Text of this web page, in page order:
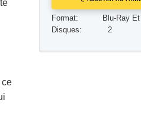
Réponses aux drogues
Les enfants
ce
Format:
Blu-Ray
Disques:
2